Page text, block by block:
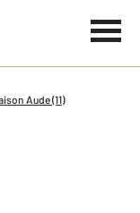
Aude (11)